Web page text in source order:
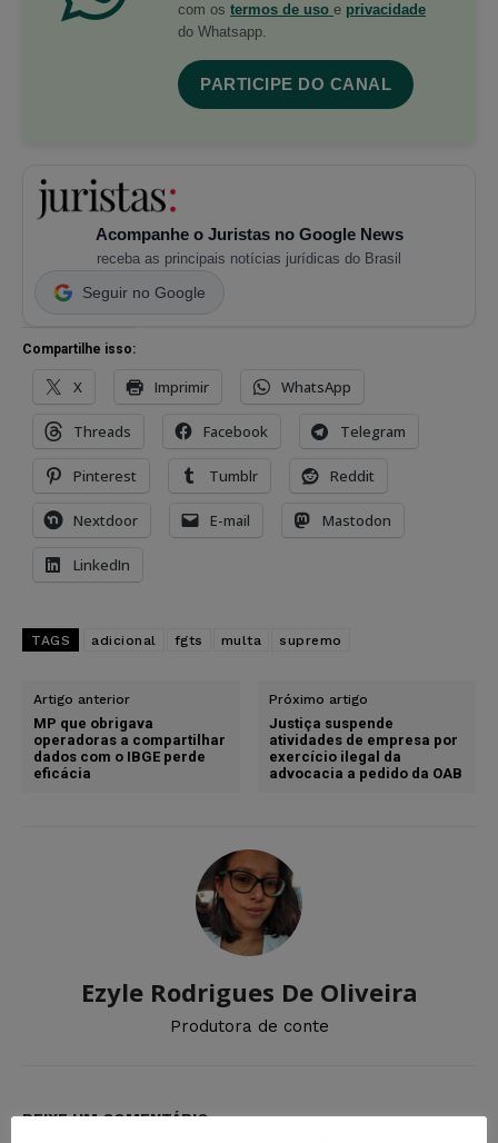
com os termos de uso e privacidade
do Whatsapp.
PARTICIPE DO CANAL
Acompanhe o Juristas no Google News
receba as principais notícias jurídicas do Brasil
Seguir no Google
Compartilhe isso:
X Imprimir WhatsApp
Threads Facebook Telegram
Pinterest Tumblr Reddit
Nextdoor E-mail Mastodon
LinkedIn
TAGS adicional fgts multa supremo
Artigo anterior
MP que obrigava
operadoras a compartilhar
dados com o IBGE perde
eficácia
Próximo artigo
Justiça suspende
atividades de empresa por
exercício ilegal da
advocacia a pedido da OAB
Ezyle Rodrigues De Oliveira
Produtora de conte
DEIXE UM COMENTÁRIO